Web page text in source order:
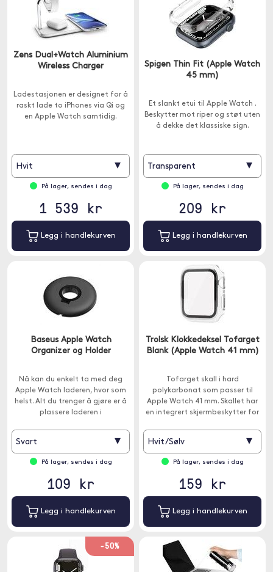
Zens Dual+Watch Aluminium
Wireless Charger
Ladestasjonen er designet for å
raskt lade to iPhones via Qi og
en Apple Watch samtidig.
Hvit ▾
På lager, sendes i dag
1 539 kr
Legg i handlekurven
Spigen Thin Fit (Apple Watch
45 mm)
Et slankt etui til Apple Watch .
Beskytter mot riper og støt uten
å dekke det klassiske sign.
Transparent ▾
På lager, sendes i dag
209 kr
Legg i handlekurven
Baseus Apple Watch
Organizer og Holder
Nå kan du enkelt ta med deg
Apple Watch laderen, hvor som
helst. Alt du trenger å gjøre er å
plassere laderen i
Svart ▾
På lager, sendes i dag
109 kr
Legg i handlekurven
Trolsk Klokkedeksel Tofarget
Blank (Apple Watch 41 mm)
Tofarget skall i hard
polykarbonat som passer til
Apple Watch 41 mm. Skallet har
en integrert skjermbeskytter for
Hvit/Sølv ▾
På lager, sendes i dag
159 kr
Legg i handlekurven
-50%